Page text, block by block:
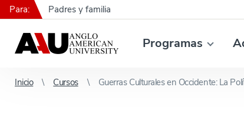
Programas
Para: Padres y familia
Inicio Cursos Guerras Culturales en Occidente: La